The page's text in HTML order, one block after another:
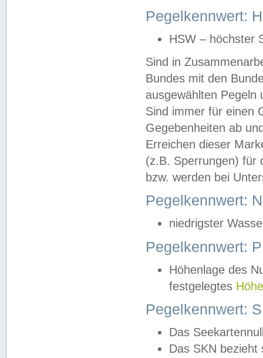
Pegelkennwert:
HSW – höchster
Sind in
Bundes mit den
ausgewählten
Sind immer für einen
Gegebenheiten ab
Erreichen dieser
(z.B. Sperrungen) für
bzw. werden bei
Pegelkennwert:
niedrigster
Pegelkennwert:
Höhenlage des
festgelegtes
Pegelkennwert:
Das
Das SKN